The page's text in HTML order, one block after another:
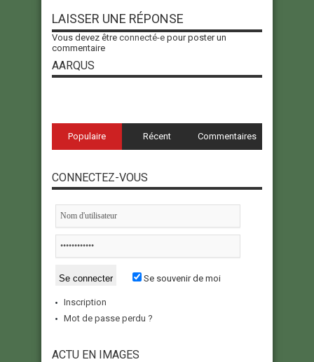
LAISSER UNE RÉPONSE
Vous devez être connecté-e pour poster un
commentaire
AARQUS
Populaire Récent Commentaires
CONNECTEZ-VOUS
Se souvenir de moi
Inscription
Mot de passe perdu ?
ACTU EN IMAGES